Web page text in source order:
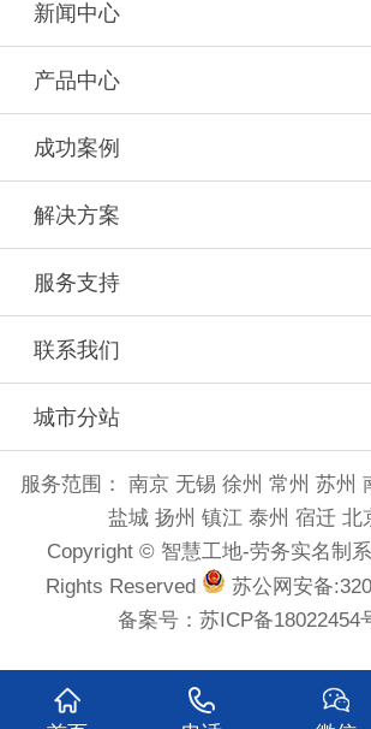
新闻中心
产品中心
成功案例
解决方案
服务支持
联系我们
城市分站
服务范围： 南京 无锡 徐州 常州 苏州
盐城 扬州 镇江 泰州 宿迁 北
Copyright © 智慧工地-劳务实名制
Rights Reserved
苏公网安备
备案号：苏ICP备18022454